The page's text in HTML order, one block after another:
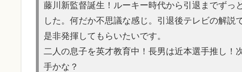
藤川新監督誕生！ルーキー時代から引退までずっ
した。何だか不思議な感じ。引退後テレビの解説
是非発揮してもらいたいです。
二人の息子を英才教育中！長男は近本選手推し！
手かな？